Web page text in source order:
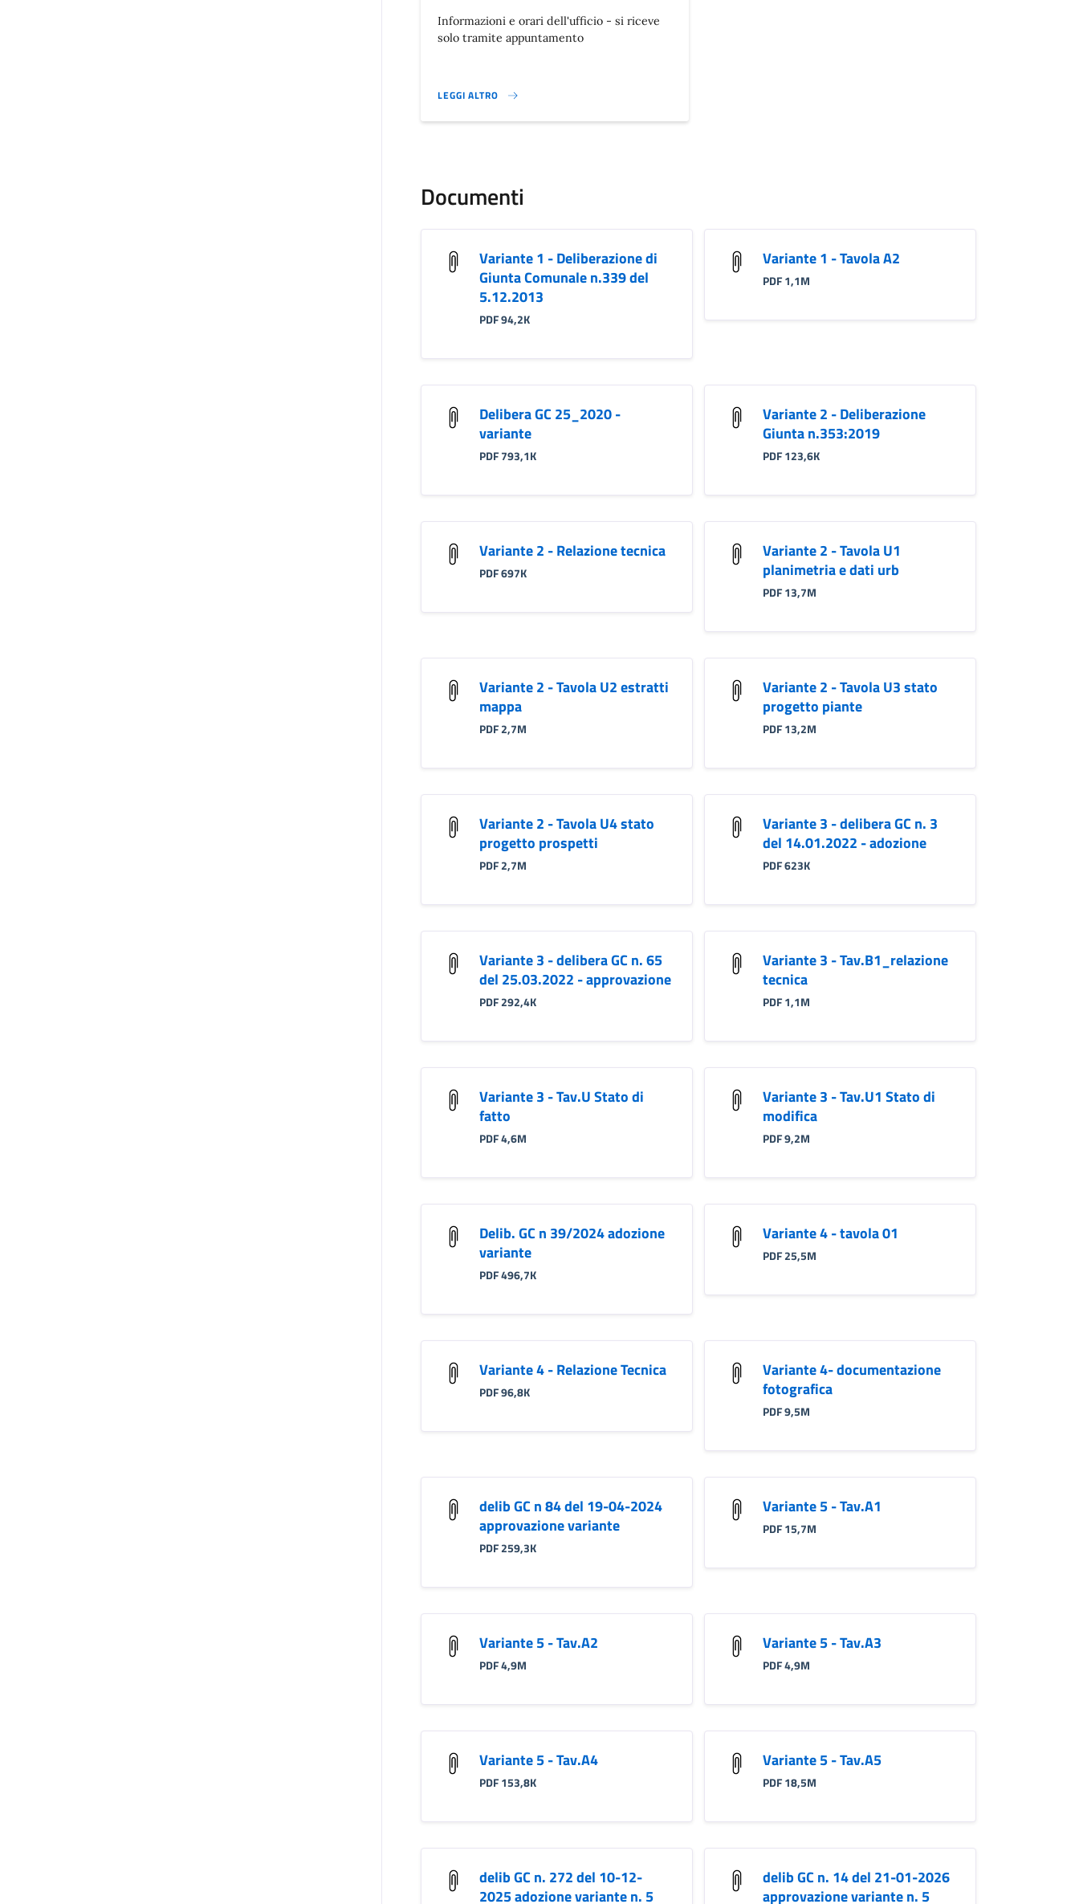
Informazioni e orari dell'ufficio - si riceve
solo tramite appuntamento
LEGGI ALTRO
}
Documenti
Variante 1 - Deliberazione di
Giunta Comunale n.339 del
5.12.2013
PDF 94,2K
Variante 1 - Tavola A2
PDF 1,1M
Delibera GC 25_2020 -
variante
PDF 793,1K
Variante 2 - Deliberazione
Giunta n.353:2019
PDF 123,6K
Variante 2 - Relazione tecnica
PDF 697K
Variante 2 - Tavola U1
planimetria e dati urb
PDF 13,7M
Variante 2 - Tavola U2 estratti
mappa
PDF 2,7M
Variante 2 - Tavola U3 stato
progetto piante
PDF 13,2M
Variante 2 - Tavola U4 stato
progetto prospetti
PDF 2,7M
Variante 3 - delibera GC n. 3
del 14.01.2022 - adozione
PDF 623K
Variante 3 - delibera GC n. 65
del 25.03.2022 - approvazione
PDF 292,4K
Variante 3 - Tav.B1_relazione
tecnica
PDF 1,1M
Variante 3 - Tav.U Stato di
fatto
PDF 4,6M
Variante 3 - Tav.U1 Stato di
modifica
PDF 9,2M
Delib. GC n 39/2024 adozione
variante
PDF 496,7K
Variante 4 - tavola 01
PDF 25,5M
Variante 4 - Relazione Tecnica
PDF 96,8K
Variante 4- documentazione
fotografica
PDF 9,5M
delib GC n 84 del 19-04-2024
approvazione variante
PDF 259,3K
Variante 5 - Tav.A1
PDF 15,7M
Variante 5 - Tav.A2
PDF 4,9M
Variante 5 - Tav.A3
PDF 4,9M
Variante 5 - Tav.A4
PDF 153,8K
Variante 5 - Tav.A5
PDF 18,5M
delib GC n. 272 del 10-12-
2025 adozione variante n. 5
delib GC n. 14 del 21-01-2026
approvazione variante n. 5